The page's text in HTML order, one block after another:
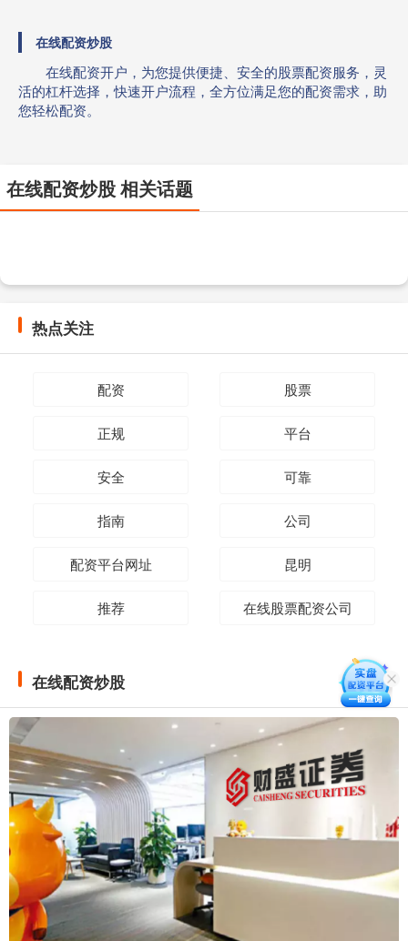
在线配资炒股
在线配资开户，为您提供便捷、安全的股票配资服务，灵
活的杠杆选择，快速开户流程，全方位满足您的配资需求，助
您轻松配资。
在线配资炒股 相关话题
热点关注
配资 股票
正规 平台
安全 可靠
指南 公司
配资平台网址 昆明
推荐 在线股票配资公司
在线配资炒股